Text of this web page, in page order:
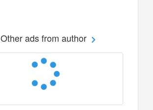
Other ads from author